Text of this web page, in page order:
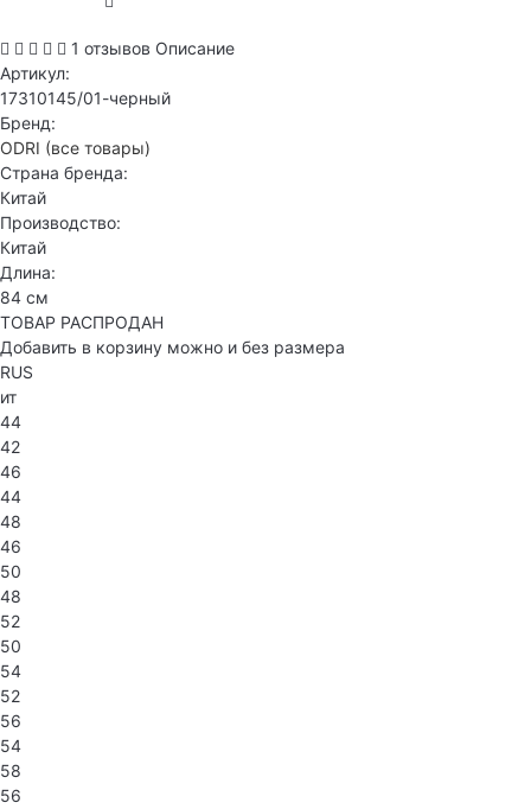
1 отзывов Описание
Артикул:
17310145/01-черный
Бренд:
ODRI (все товары)
Страна бренда:
Китай
Производство:
Китай
Длина:
84 см
ТОВАР РАСПРОДАН
Добавить в корзину можно и без размера
RUS
ит
44
42
46
44
48
46
50
48
52
50
54
52
56
54
58
56